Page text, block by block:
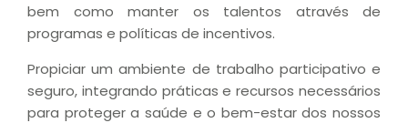
bem como manter os talentos através de
programas e políticas de incentivos.
Propiciar um ambiente de trabalho participativo e
seguro, integrando práticas e recursos necessários
para proteger a saúde e o bem-estar dos nossos